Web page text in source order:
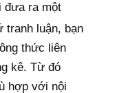
đưa ra một
tranh luận, bạn
thức liên
kê. Từ đó
hợp với nội